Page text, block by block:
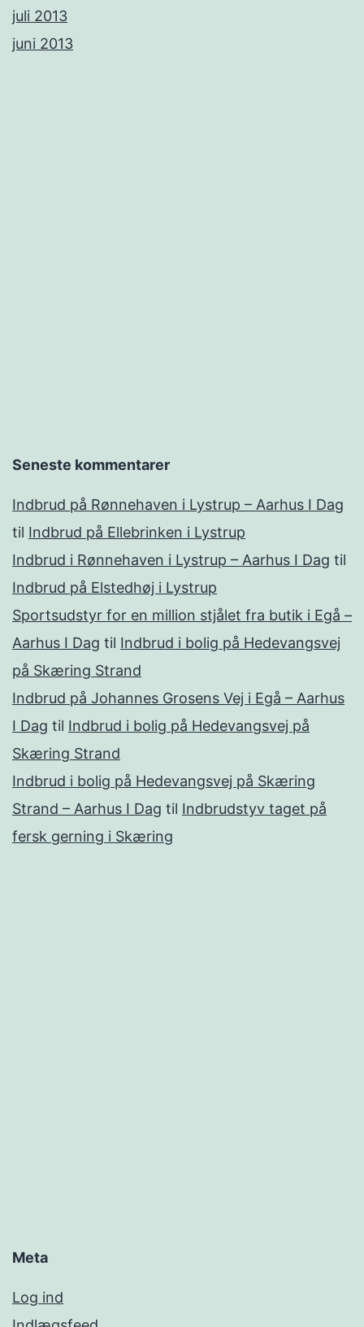
juli 2013
juni 2013
Seneste kommentarer
Indbrud på Rønnehaven i Lystrup – Aarhus I Dag
til Indbrud på Ellebrinken i Lystrup
Indbrud i Rønnehaven i Lystrup – Aarhus I Dag til
Indbrud på Elstedhøj i Lystrup
Sportsudstyr for en million stjålet fra butik i Egå –
Aarhus I Dag til Indbrud i bolig på Hedevangsvej
på Skæring Strand
Indbrud på Johannes Grosens Vej i Egå – Aarhus
I Dag til Indbrud i bolig på Hedevangsvej på
Skæring Strand
Indbrud i bolig på Hedevangsvej på Skæring
Strand – Aarhus I Dag til Indbrudstyv taget på
fersk gerning i Skæring
Meta
Log ind